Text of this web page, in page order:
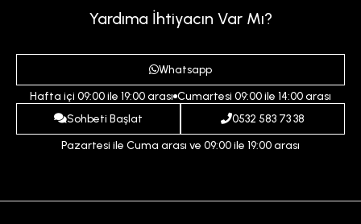
Gizlilik ve Güvenlik Politikası
Ödeme ve Teslimat Koşulları
İptal ve İade Koşulları
İndirim
Yardıma İhtiyacın Var Mı?
Whatsapp
Hafta içi 09:00 ile 19:00 arası Cumartesi 09:00 ile 14:00 arası
Sohbeti Başlat
0532 583 73 38
Pazartesi ile Cuma arası ve 09:00 ile 19:00 arası